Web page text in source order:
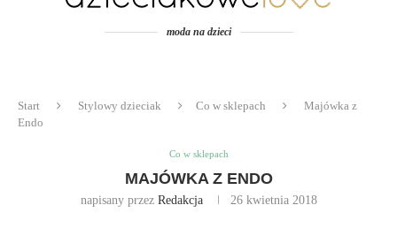
moda na dzieci
Start Stylowy dzieciak Co w sklepach
Majówka z
Endo
Co w sklepach
MAJÓWKA Z ENDO
napisany przez Redakcja 26 kwietnia 2018